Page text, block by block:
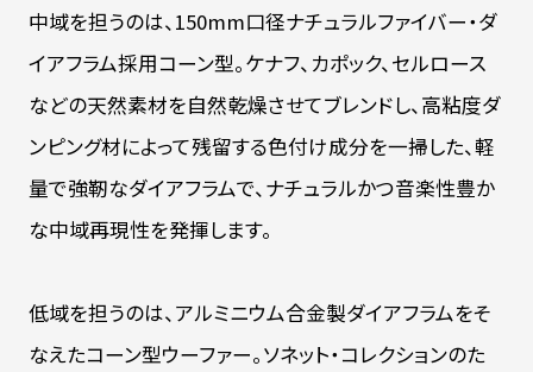
中域を担うのは、150mm口径ナチュラルファイバー・ダ
イアフラム採用コーン型。ケナフ、カポック、セルロース
などの天然素材を自然乾燥させてブレンドし、高粘度ダ
ンピング材によって残留する色付け成分を一掃した、軽
量で強靭なダイアフラムで、ナチュラルかつ音楽性豊か
な中域再現性を発揮します。
低域を担うのは、アルミニウム合金製ダイアフラムをそ
なえたコーン型ウーファー。ソネット・コレクションのた